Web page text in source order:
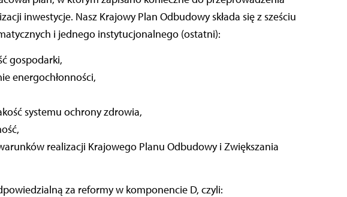
inwestycje. Nasz Krajowy Plan Odbudowy składa się z sześciu
i jednego instytucjonalnego (ostatni):
gospodarki,
energochłonności,
systemu ochrony zdrowia,
realizacji Krajowego Planu Odbudowy i Zwiększania
za reformy w komponencie D, czyli: